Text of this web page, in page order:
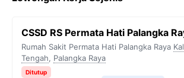
CSSD RS Permata Hati Palangka
Rumah Sakit Permata Hati Palangka Raya
Tengah, Palangka Raya
Ditutup